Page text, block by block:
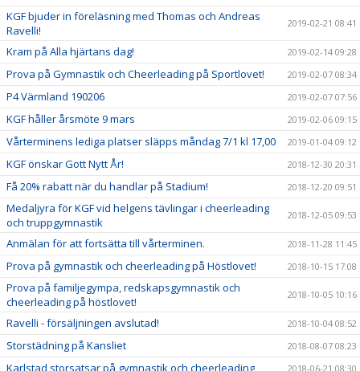
KGF bjuder in föreläsning med Thomas och Andreas
Ravelli!
2019-02-21 08:41
Kram på Alla hjärtans dag! 2019-02-14 09:28
Prova på Gymnastik och Cheerleading på Sportlovet! 2019-02-07 08:34
P4 Värmland 190206 2019-02-07 07:56
KGF håller årsmöte 9 mars 2019-02-06 09:15
Vårterminens lediga platser släpps måndag 7/1 kl 17,00 2019-01-04 09:12
KGF önskar Gott Nytt År! 2018-12-30 20:31
Få 20% rabatt när du handlar på Stadium! 2018-12-20 09:51
Medaljyra för KGF vid helgens tävlingar i cheerleading
och truppgymnastik
2018-12-05 09:53
Anmälan för att fortsätta till vårterminen. 2018-11-28 11:45
Prova på gymnastik och cheerleading på Höstlovet! 2018-10-15 17:08
Prova på familjegympa, redskapsgymnastik och
cheerleading på höstlovet!
2018-10-05 10:16
Ravelli - försäljningen avslutad! 2018-10-04 08:52
Storstädning på Kansliet 2018-08-07 08:23
Karlstad storsatsar på gymnastik och cheerleading 2018-06-21 08:30